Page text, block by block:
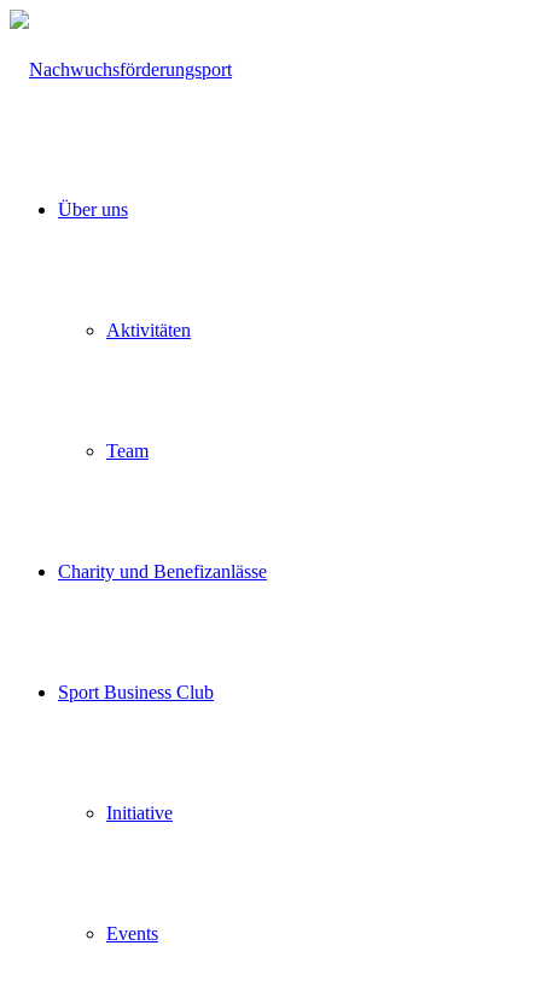
Über uns
Aktivitäten
Team
Charity und Benefizanlässe
Sport Business Club
Initiative
Events